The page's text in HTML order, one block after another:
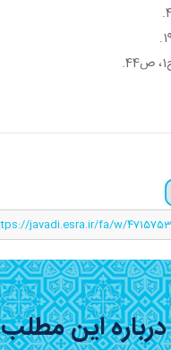
این مطلب